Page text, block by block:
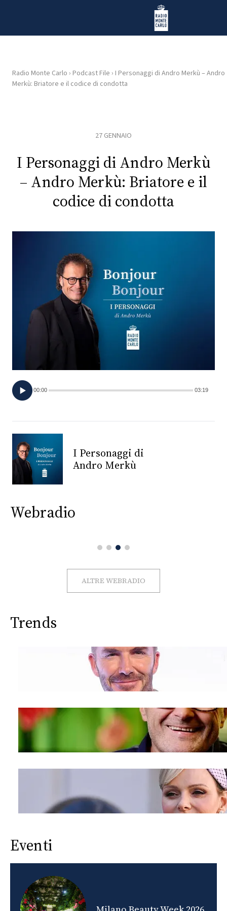
Radio Monte Carlo
HOME
RADIO
PLAYLIST
CONCORSI
EVENTI
TV
PRINCIPATO
MONACO
RMC
CONSIGLIA
Radio Monte Carlo › Podcast File › I Personaggi di Andro Merkù – Andro
Merkù: Briatore e il codice di condotta
27 GENNAIO
I Personaggi di Andro Merkù
– Andro Merkù: Briatore e il
codice di condotta
00:00 03:19
I Personaggi di
Andro Merkù
Webradio
ALTRE WEBRADIO
Trends
Eventi